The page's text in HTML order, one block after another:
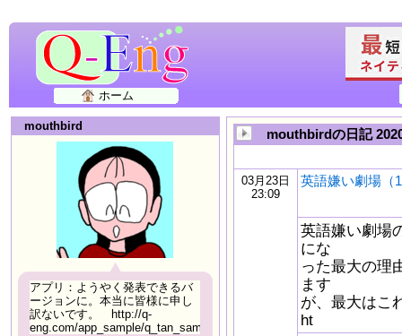
ホーム
mouthbird
アプリ：ようやく発表できるバ
ージョンに。本当に皆様に申し
訳ないです。 http://q-
eng.com/app_sample/q_tan_sample06.html
mouthbirdの日記
03月23日
23:09
英語嫌い劇場（
英語嫌い劇場
にな
った最大の理
ます
が、最大はこ
ht